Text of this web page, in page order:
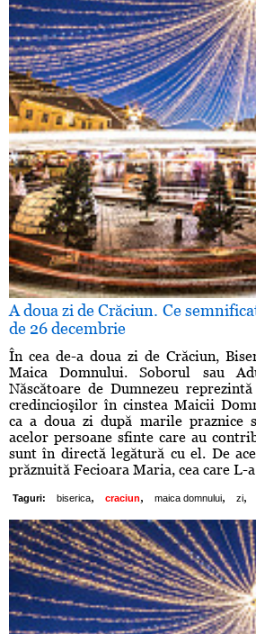
A doua zi de Crăciun. Ce
de 26 decembrie
În cea de-a doua zi de Crăciun,
Maica Domnului. Soborul sau
Născătoare de Dumnezeu
credincioşilor în cinstea Maicii
ca a doua zi după marile praznice
acelor persoane sfinte care au
sunt în directă legătură cu el. De
prăznuită Fecioara Maria, cea care L-
Taguri: biserica, craciun, maica domnului, zi,